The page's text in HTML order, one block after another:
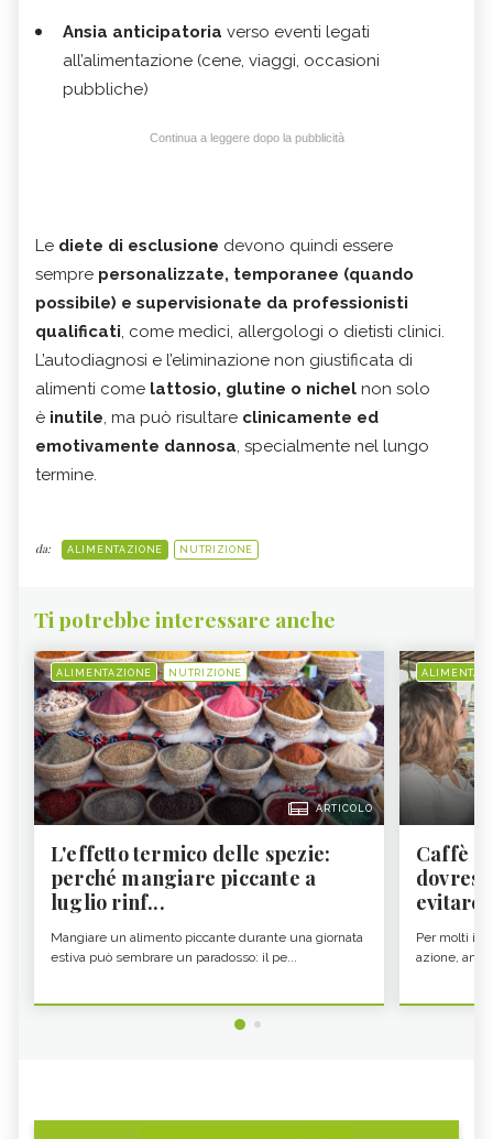
Ansia anticipatoria verso eventi legati
all’alimentazione (cene, viaggi, occasioni
pubbliche)
Continua a leggere dopo la pubblicità
Le diete di esclusione devono quindi essere
sempre personalizzate, temporanee (quando
possibile) e supervisionate da professionisti
qualificati , come medici, allergologi o dietisti clinici.
L’autodiagnosi e l’eliminazione non giustificata di
alimenti come lattosio, glutine o nichel non solo
è inutile , ma può risultare clinicamente ed
emotivamente dannosa , specialmente nel lungo
termine.
da: ALIMENTAZIONE NUTRIZIONE
Ti potrebbe interessare anche
ALIMENTAZIONE NUTRIZIONE
ARTICOLO
L'effetto termico delle spezie:
perché mangiare piccante a
luglio rinf...
Mangiare un alimento piccante durante una giornata
estiva può sembrare un paradosso: il pe...
Caffè
evitare
Per molti il
azione,